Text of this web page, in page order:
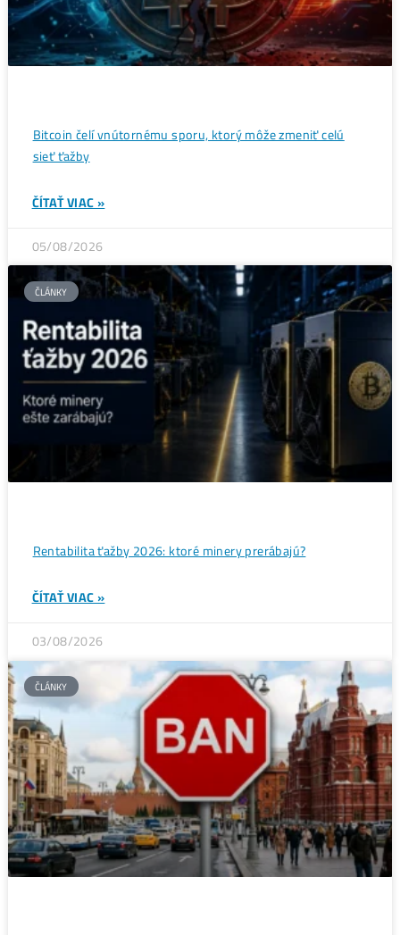
Ďalšie články
ČLÁNKY
Bitcoin čelí vnútornému sporu, ktorý môže zmeniť celú
05/08/2026
ČLÁNKY